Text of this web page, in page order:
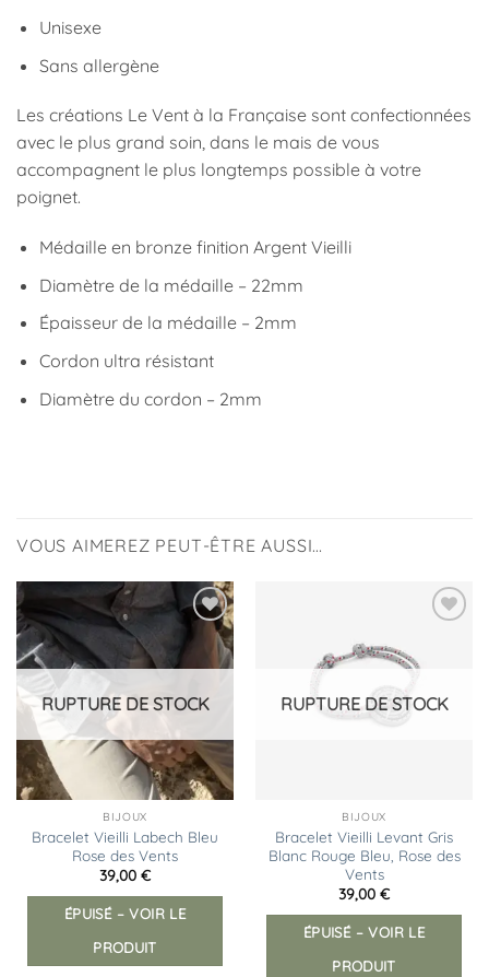
Unisexe
Sans allergène
Les créations Le Vent à la Française sont confectionnées
avec le plus grand soin, dans le mais de vous
accompagnent le plus longtemps possible à votre
poignet.
Médaille en bronze finition Argent Vieilli
Diamètre de la médaille – 22mm
Épaisseur de la médaille – 2mm
Cordon ultra résistant
Diamètre du cordon – 2mm
VOUS AIMEREZ PEUT-ÊTRE AUSSI…
Ajouter
liste
RUPTURE DE STOCK
BIJOUX
Bracelet Vieilli Labech Bleu
Rose des Vents
39,00 €
ÉPUISÉ – VOIR LE
PRODUIT
RUPTURE DE STOCK
BIJOUX
Bracelet Vieilli Levant Gris
Blanc Rouge Bleu, Rose des
Vents
39,00 €
ÉPUISÉ – VOIR LE
PRODUIT